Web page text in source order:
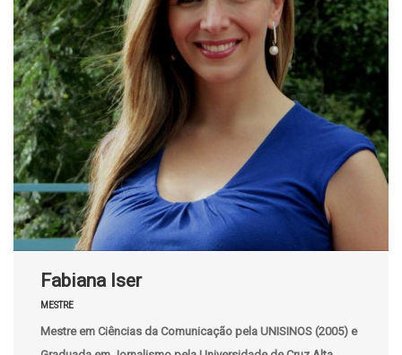
Fabiana Iser
MESTRE
Mestre em Ciências da Comunicação pela UNISINOS (2005) e